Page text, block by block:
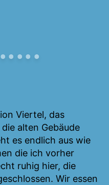
Viertel, das
alten Gebäude
es endlich aus wie
die ich vorher
ruhig hier, die
Wir essen